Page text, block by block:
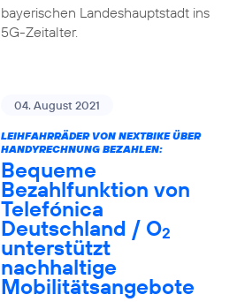
bayerischen Landeshauptstadt ins
5G-Zeitalter.
04. August 2021
LEIHFAHRRÄDER VON NEXTBIKE ÜBER
HANDYRECHNUNG BEZAHLEN:
Bequeme
Bezahlfunktion von
Telefónica
Deutschland / O2
unterstützt
nachhaltige
Mobilitätsangebote